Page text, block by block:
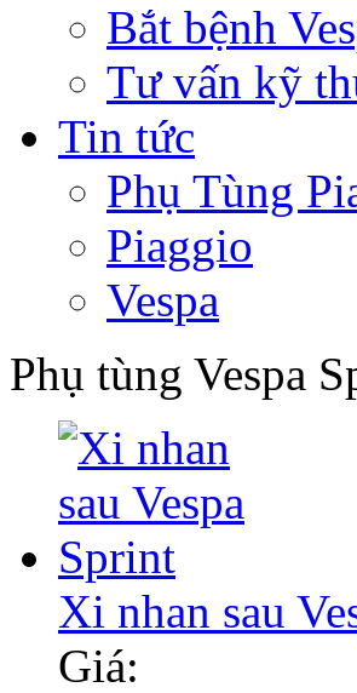
Bắt bệnh
Tư vấn kỹ
Tin tức
Phụ Tùng
Piaggio
Vespa
Phụ tùng Vespa
Xi nhan sau
Giá: